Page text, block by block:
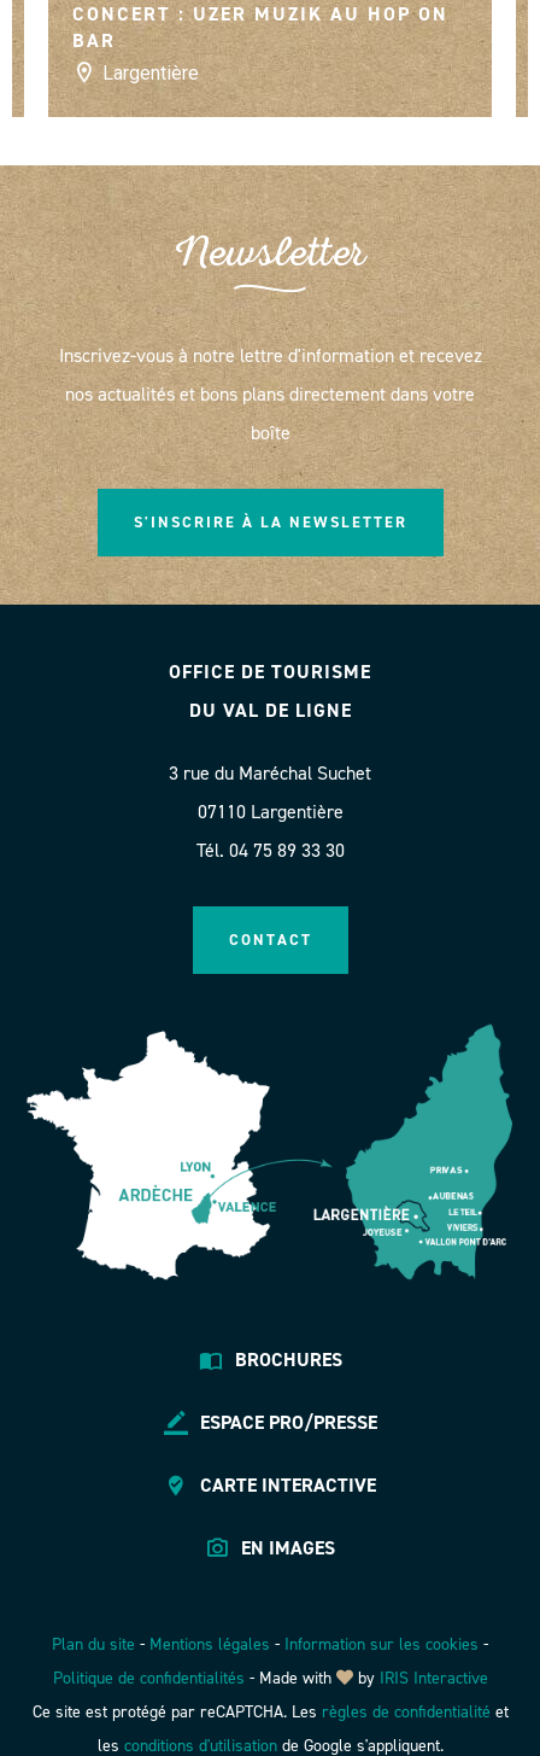
CONCERT : UZER MUZIK AU HOP ON
BAR
Largentière
Newsletter
Inscrivez-vous à notre lettre d'information et recevez
nos actualités et bons plans directement dans votre
boîte
S'INSCRIRE À LA NEWSLETTER
OFFICE DE TOURISME
DU VAL DE LIGNE
3 rue du Maréchal Suchet
07110 Largentière
Tél. 04 75 89 33 30
CONTACT
BROCHURES
ESPACE PRO/PRESSE
CARTE INTERACTIVE
EN IMAGES
Plan du site - Mentions légales - Information sur les cookies -
Politique de confidentialités -Made with by IRIS Interactive
Ce site est protégé par reCAPTCHA. Les règles de confidentialité et
les conditions d'utilisationde Google s'appliquent.